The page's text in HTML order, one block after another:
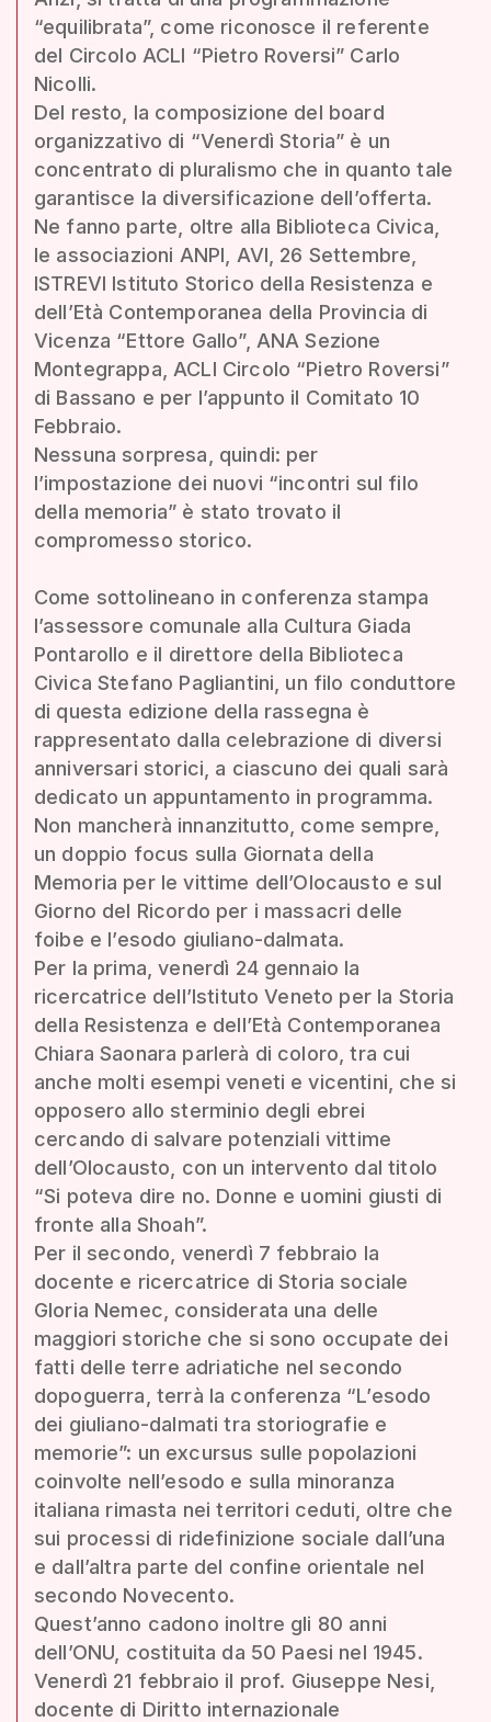
“equilibrata”, come riconosce il referente
del Circolo ACLI “Pietro Roversi” Carlo
Nicolli.
Del resto, la composizione del board
organizzativo di “Venerdì Storia” è un
concentrato di pluralismo che in quanto tale
garantisce la diversificazione dell’offerta.
Ne fanno parte, oltre alla Biblioteca Civica,
le associazioni ANPI, AVI, 26 Settembre,
ISTREVI Istituto Storico della Resistenza e
dell’Età Contemporanea della Provincia di
Vicenza “Ettore Gallo”, ANA Sezione
Montegrappa, ACLI Circolo “Pietro Roversi”
di Bassano e per l’appunto il Comitato 10
Febbraio.
Nessuna sorpresa, quindi: per
l’impostazione dei nuovi “incontri sul filo
della memoria” è stato trovato il
compromesso storico.
Come sottolineano in conferenza stampa
l’assessore comunale alla Cultura Giada
Pontarollo e il direttore della Biblioteca
Civica Stefano Pagliantini, un filo conduttore
di questa edizione della rassegna è
rappresentato dalla celebrazione di diversi
anniversari storici, a ciascuno dei quali sarà
dedicato un appuntamento in programma.
Non mancherà innanzitutto, come sempre,
un doppio focus sulla Giornata della
Memoria per le vittime dell’Olocausto e sul
Giorno del Ricordo per i massacri delle
foibe e l’esodo giuliano-dalmata.
Per la prima, venerdì 24 gennaio la
ricercatrice dell’Istituto Veneto per la Storia
della Resistenza e dell’Età Contemporanea
Chiara Saonara parlerà di coloro, tra cui
anche molti esempi veneti e vicentini, che si
opposero allo sterminio degli ebrei
cercando di salvare potenziali vittime
dell’Olocausto, con un intervento dal titolo
“Si poteva dire no. Donne e uomini giusti di
fronte alla Shoah”.
Per il secondo, venerdì 7 febbraio la
docente e ricercatrice di Storia sociale
Gloria Nemec, considerata una delle
maggiori storiche che si sono occupate dei
fatti delle terre adriatiche nel secondo
dopoguerra, terrà la conferenza “L’esodo
dei giuliano-dalmati tra storiografie e
memorie”: un excursus sulle popolazioni
coinvolte nell’esodo e sulla minoranza
italiana rimasta nei territori ceduti, oltre che
sui processi di ridefinizione sociale dall’una
e dall’altra parte del confine orientale nel
secondo Novecento.
Quest’anno cadono inoltre gli 80 anni
dell’ONU, costituita da 50 Paesi nel 1945.
Venerdì 21 febbraio il prof. Giuseppe Nesi,
docente di Diritto internazionale